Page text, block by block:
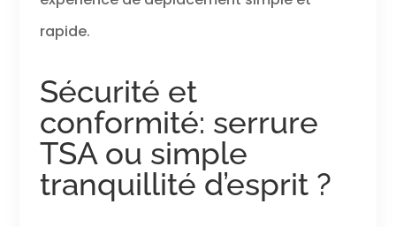
rapide.
Sécurité et
conformité: serrure
TSA ou simple
tranquillité d’esprit ?